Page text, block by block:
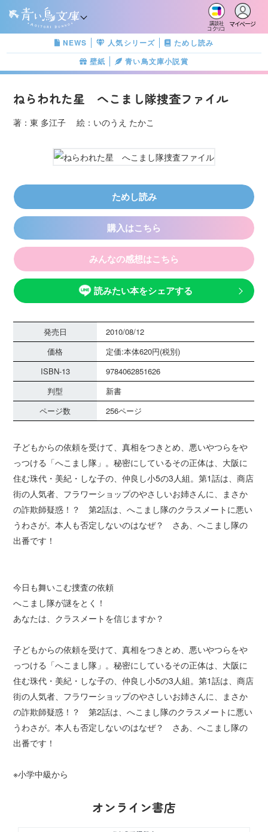
講談社
コクリコ
マイページ
NEWS 人気シリーズ
ためし読み
壁紙
青い鳥文庫小説賞
ねらわれた星 へこまし隊捜査ファイル
著：東 多江子 絵：いのうえ たかこ
ためし読み
購入はこちら
みんなの感想はこちら
読みたい本をシェアする
発売日
2010/08/12
価格
定価:本体620円(税別)
ISBN-13
9784062851626
判型
新書
ページ数
256ページ
子どもからの依頼を受けて、真相をつきとめ、悪いやつらをや
っつける「へこまし隊」。秘密にしているその正体は、大阪に
住む珠代・美紀・しな子の、仲良し小5の3人組。第1話は、商店
街の人気者、フラワーショップのやさしいお姉さんに、まさか
の詐欺師疑惑！？ 第2話は、へこまし隊のクラスメートに悪い
うわさが。本人も否定しないのはなぜ？ さあ、へこまし隊の
出番です！
今日も舞いこむ捜査の依頼
へこまし隊が謎をとく！
あなたは、クラスメートを信じますか？
子どもからの依頼を受けて、真相をつきとめ、悪いやつらをや
っつける「へこまし隊」。秘密にしているその正体は、大阪に
住む珠代・美紀・しな子の、仲良し小5の3人組。第1話は、商店
街の人気者、フラワーショップのやさしいお姉さんに、まさか
の詐欺師疑惑！？ 第2話は、へこまし隊のクラスメートに悪い
うわさが。本人も否定しないのはなぜ？ さあ、へこまし隊の
出番です！
※小学中級から
オンライン書店